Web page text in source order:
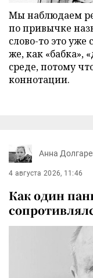
Мы наблюдаем
по привычке
слово-то это уже
же, как «бабка»,
среде, потому
коннотации.
Анна
4 августа 2026, 11:46
Как один